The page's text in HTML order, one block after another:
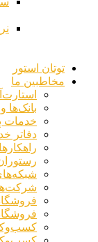
توتان استور
مخاطبین ما
دفاتر